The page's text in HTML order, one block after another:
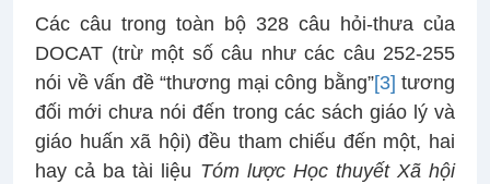
Các câu trong toàn bộ 328 câu hỏi-thưa của
DOCAT (trừ một số câu như các câu 252-255
nói về vấn đề “thương mại công bằng”[3] tương
đối mới chưa nói đến trong các sách giáo lý và
giáo huấn xã hội) đều tham chiếu đến một, hai
hay cả ba tài liệu Tóm lược Học thuyết Xã hội